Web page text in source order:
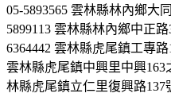
05-5893565 雲林縣林內鄉大
5899113 雲林縣林內鄉中正
6364442 雲林縣虎尾鎮工專
雲林縣虎尾鎮中興里中興163
林縣虎尾鎮立仁里復興路137